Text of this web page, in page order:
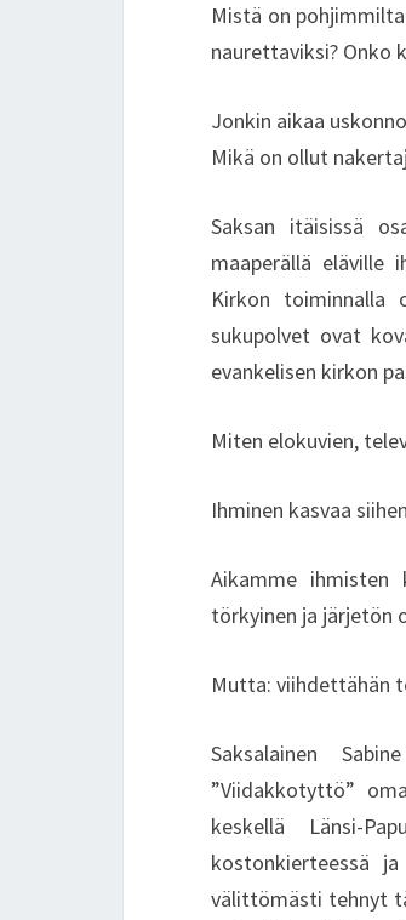
Mistä on
naurettaviksi? Onko
Jonkin aikaa
Mikä on ollut
Saksan itäisissä
maaperällä eläville
Kirkon toiminnalla
sukupolvet ovat
evankelisen kirkon
Miten elokuvien,
Ihminen kasvaa
Aikamme ihmisten
törkyinen ja järjetön
Mutta: viihdettähän
Saksalainen
”Viidakkotyttö”
keskellä Länsi-
kostonkierteessä
välittömästi tehnyt